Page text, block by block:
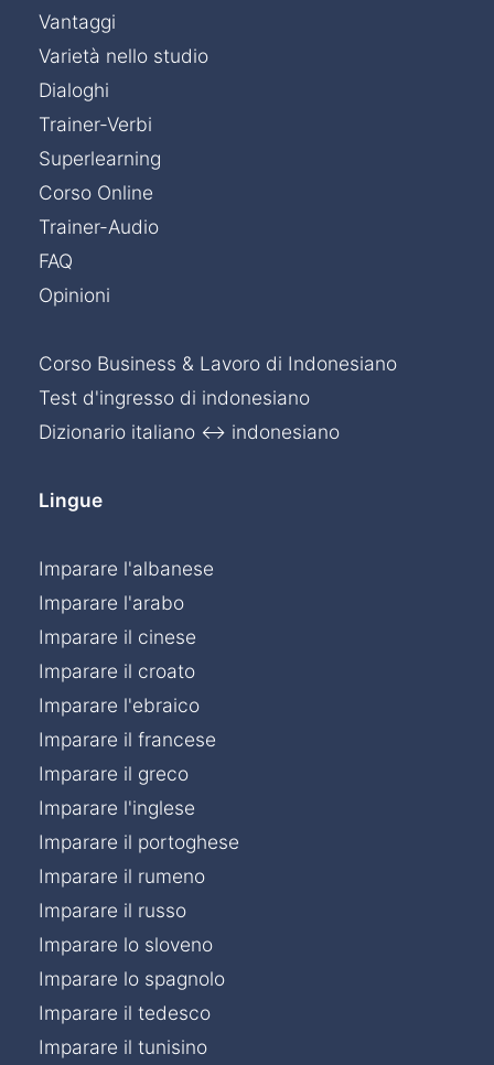
Vantaggi
Varietà nello studio
Dialoghi
Trainer-Verbi
Superlearning
Corso Online
Trainer-Audio
FAQ
Opinioni
Corso Business & Lavoro di Indonesiano
Test d'ingresso di indonesiano
Dizionario italiano ↔ indonesiano
Lingue
Imparare l'albanese
Imparare l'arabo
Imparare il cinese
Imparare il croato
Imparare l'ebraico
Imparare il francese
Imparare il greco
Imparare l'inglese
Imparare il portoghese
Imparare il rumeno
Imparare il russo
Imparare lo sloveno
Imparare lo spagnolo
Imparare il tedesco
Imparare il tunisino